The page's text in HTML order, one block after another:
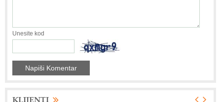
Unesite kod
KLIJENTI